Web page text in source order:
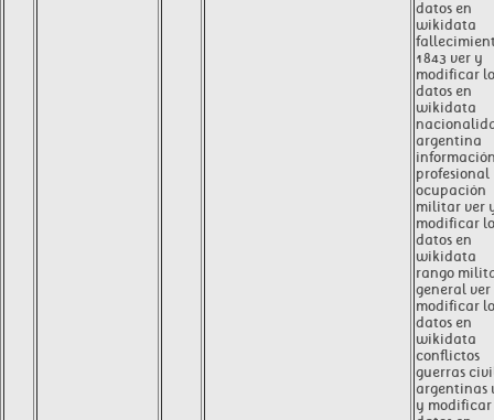
datos en
wikidata
1843 ver y
modificar
datos en
wikidata
argentina
profesional
ocupación
militar ver
modificar
datos en
wikidata
rango
general ver
modificar
datos en
wikidata
conflictos
guerras
argentinas
y modificar